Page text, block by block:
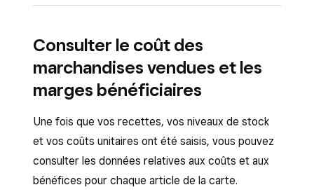
et accédez àArticles et commandes>
Utilisez les filtres ou la fonction de
recherche pour trouver les ingrédients que
vous souhaitez mettre à jour. Seuls les
est activé apparaissent sur cette page.
SélectionnezActions>Recevoir du
stockpour les nouvelles livraisons, ou
modifications rapides pendant le service.
Depuis votre système de caisse, appuyez
surPlus>Stock .
Utilisez les options de tri et de filtre (par
exemple, par catégorie ou par fournisseur)
pour trouver les articles que vous
souhaitez mettre à jour. Seuls les articles
Consulter le coût des
marchandises vendues et les
marges bénéficiaires
Une fois que vos recettes, vos niveaux de stock
et vos coûts unitaires ont été saisis, vous pouvez
consulter les données relatives aux coûts et aux
bénéfices pour chaque article de la carte.